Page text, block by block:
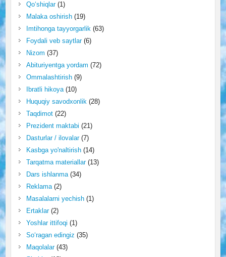
Qo‘shiqlar(1)
Malaka oshirish(19)
Imtihonga tayyorgarlik(63)
Foydali veb saytlar(6)
Nizom (37)
Abituriyentga yordam (72)
Ommalashtirish(9)
Ibratli hikoya(10)
Huquqiy savodxonlik(28)
Taqdimot(22)
Prezident maktabi (21)
Dasturlar / ilovalar(7)
Kasbga yo'naltirish(14)
Tarqatma materiallar(13)
Dars ishlanma(34)
Reklama(2)
Masalalarni yechish(1)
Ertaklar(2)
Yoshlar ittifoqi (1)
So‘ragan edingiz (35)
Maqolalar(43)